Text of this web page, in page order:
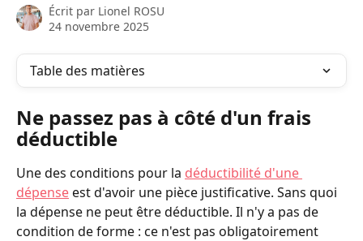
Écrit par Lionel ROSU
24 novembre 2025
Table des matières
Ne passez pas à côté d'un frais
déductible
Une des conditions pour la déductibilité d'une
dépense est d'avoir une pièce justificative. Sans quoi
la dépense ne peut être déductible. Il n'y a pas de
condition de forme : ce n'est pas obligatoirement